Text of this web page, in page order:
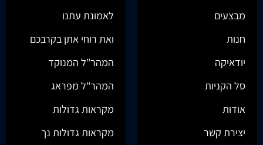
מבצעים
חנות
יודאיקה
סל הקניות
אודות
יצירת קשר
לאמונת עתנו
ואת רוחי אתן בקרבכם
המהר"ל המנוקד
המהר"ל מפראג
מקראות גדולות
מקראות גדולות נך